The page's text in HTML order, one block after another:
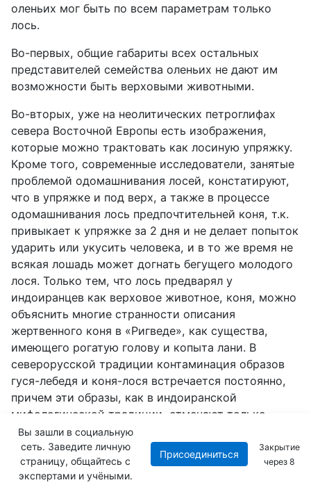
оленьих мог быть по всем параметрам только
лось.
Во-первых, общие габариты всех остальных
представителей семейства оленьих не дают им
возможности быть верховыми животными.
Во-вторых, уже на неолитических петроглифах
севера Восточной Европы есть изображения,
которые можно трактовать как лосиную упряжку.
Кроме того, современные исследователи, занятые
проблемой одомашнивания лосей, констатируют,
что в упряжке и под верх, а также в процессе
одомашнивания лось предпочтительней коня, т.к.
привыкает к упряжке за 2 дня и не делает попыток
ударить или укусить человека, и в то же время не
всякая лошадь может догнать бегущего молодого
лося. Только тем, что лось предварял у
индоиранцев как верховое животное, коня, можно
объяснить многие странности описания
жертвенного коня в «Ригведе», как существа,
имеющего рогатую голову и копыта лани. В
северорусской традиции контаминация образов
гуся-лебедя и коня-лося встречается постоянно,
причем эти образы, как в индоиранской
мифологической традиции, отмечают только
сферу сакрального.
Аналогичная ситуация характерна и для образа
богини-матери, центрального персонажа
Вы зашли в социальную
сеть. Заведите личную
страницу, общайтесь с
экспертами и учёными.
Присоединиться
Закрытие
через7